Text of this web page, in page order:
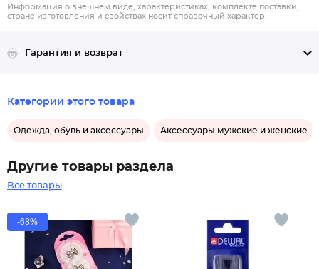
Информация о внешнем виде, характеристиках, комплекте поставки,
стране изготовления и свойствах носит справочный характер.
Гарантия и возврат
Категории этого товара
Одежда, обувь и аксессуары Аксессуары мужские и женские
Другие товары раздела
Все товары
-68%